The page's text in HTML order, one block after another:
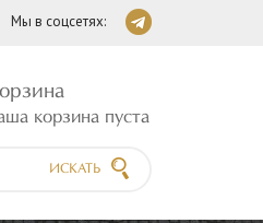
Мы в соцсетях:
корзина пуста
ИСКАТЬ